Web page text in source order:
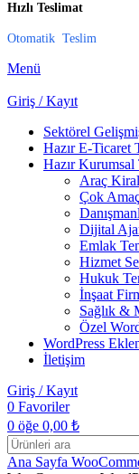
Hızlı Teslimat
Otomatik Teslim
Menü
Giriş / Kayıt
Sektörel
Hazır E-Ticaret
Hazır Kurumsal
Araç
Çok
Dijital
Emlak
Hizmet
Hukuk
İnşaat
Sağlık &
Özel
WordPress
İletişim
Giriş / Kayıt
0 Favoriler
0 öğe 0,00 ₺
Ana Sayfa